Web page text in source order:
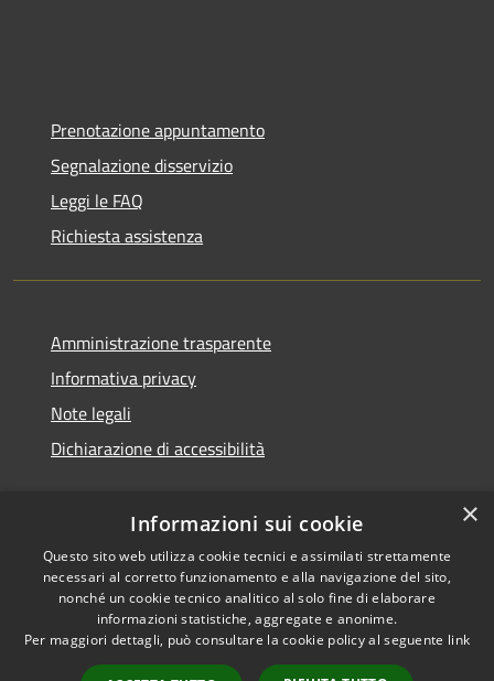
Prenotazione appuntamento
Segnalazione disservizio
Leggi le FAQ
Richiesta assistenza
Amministrazione trasparente
Informativa privacy
Note legali
Dichiarazione di accessibilità
RSS
Accessibilità
Copyright © 2026 • Comune di
×
Informazioni sui cookie
Questo sito web utilizza cookie tecnici e assimilati strettamente
necessari al corretto funzionamento e alla navigazione del sito,
nonché un cookie tecnico analitico al solo fine di elaborare
informazioni statistiche, aggregate e anonime.
Per maggiori dettagli, può consultare la cookie policy al seguente link